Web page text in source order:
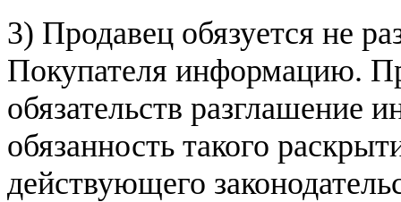
3) Продавец обязуется не
Покупателя информацию.
обязательств разглашение
обязанность такого
действующего